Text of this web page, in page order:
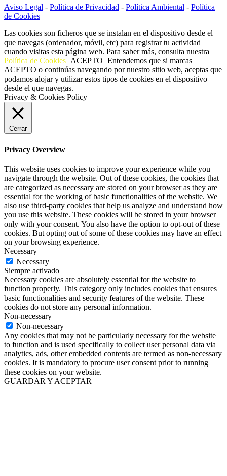
Aviso Legal - Política de Privacidad - Política Ambiental - Política
de Cookies
Las cookies son ficheros que se instalan en el dispositivo desde el
que navegas (ordenador, móvil, etc) para registrar tu actividad
cuando visitas esta página web. Para saber más, consulta nuestra
Política de Cookies ACEPTO Entendemos que si marcas
ACEPTO o continúas navegando por nuestro sitio web, aceptas que
podamos alojar y utilizar estos tipos de cookies en el dispositivo
desde el que navegas.
Privacy & Cookies Policy
Cerrar
Privacy Overview
This website uses cookies to improve your experience while you
navigate through the website. Out of these cookies, the cookies that
are categorized as necessary are stored on your browser as they are
essential for the working of basic functionalities of the website. We
also use third-party cookies that help us analyze and understand how
you use this website. These cookies will be stored in your browser
only with your consent. You also have the option to opt-out of these
cookies. But opting out of some of these cookies may have an effect
on your browsing experience.
Necessary
Necessary
Siempre activado
Necessary cookies are absolutely essential for the website to
function properly. This category only includes cookies that ensures
basic functionalities and security features of the website. These
cookies do not store any personal information.
Non-necessary
Non-necessary
Any cookies that may not be particularly necessary for the website
to function and is used specifically to collect user personal data via
analytics, ads, other embedded contents are termed as non-necessary
cookies. It is mandatory to procure user consent prior to running
these cookies on your website.
GUARDAR Y ACEPTAR